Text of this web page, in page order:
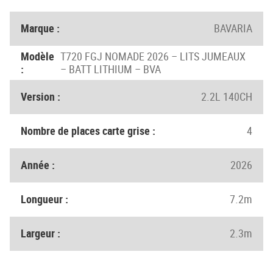
Marque :
BAVARIA
Modèle
:
T720 FGJ NOMADE 2026 – LITS JUMEAUX
– BATT LITHIUM – BVA
Version :
2.2L 140CH
Nombre de places carte grise : 4
Année : 2026
Longueur : 7.2m
Largeur : 2.3m